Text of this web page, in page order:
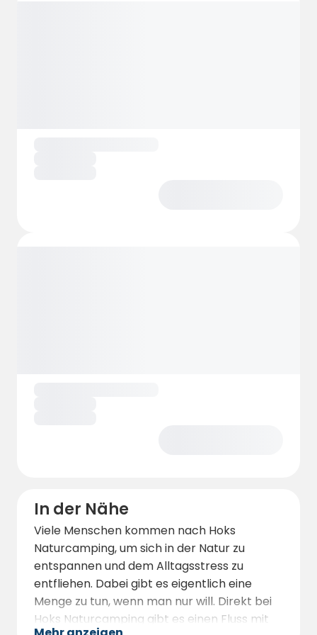
In der Nähe
Viele Menschen kommen nach Hoks
Naturcamping, um sich in der Natur zu
entspannen und dem Alltagsstress zu
entfliehen. Dabei gibt es eigentlich eine
Menge zu tun, wenn man nur will. Direkt bei
Hoks Naturcamping gibt es einen Fluss mit